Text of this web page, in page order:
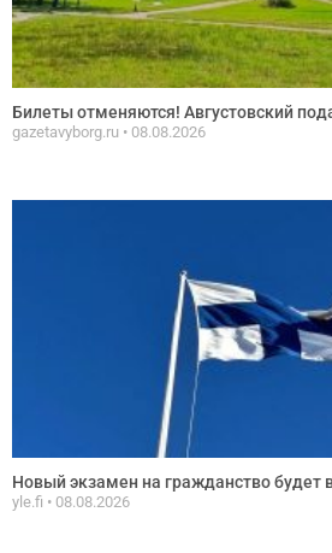
Билеты отменяются! Августовский
gazetavyborg.ru 08.08.2026
Новый экзамен на гражданство будет
yle.fi 08.08.2026